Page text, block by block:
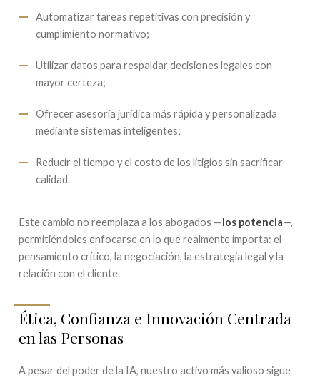
Automatizar tareas repetitivas con precisión y
cumplimiento normativo;
Utilizar datos para respaldar decisiones legales con
mayor certeza;
Ofrecer asesoría jurídica más rápida y personalizada
mediante sistemas inteligentes;
Reducir el tiempo y el costo de los litigios sin sacrificar
calidad.
Este cambio no reemplaza a los abogados —los potencia—,
permitiéndoles enfocarse en lo que realmente importa: el
pensamiento crítico, la negociación, la estrategia legal y la
relación con el cliente.
Ética, Confianza e Innovación Centrada
en las Personas
A pesar del poder de la IA, nuestro activo más valioso sigue